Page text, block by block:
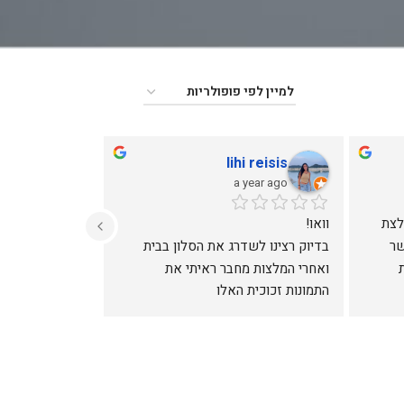
ליאם נועם
a year ago
ואף יותר!!